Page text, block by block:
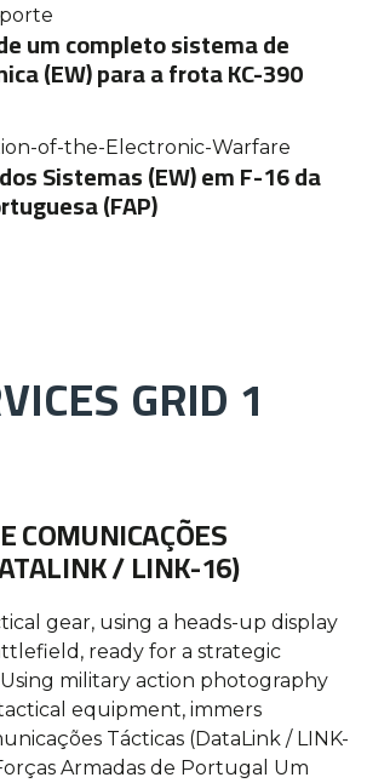
um completo sistema de
(EW) para a frota KC-390
Sistemas (EW) em F-16 da
(FAP)
GRID 1
COMUNICAÇÕES
/ LINK-16)
Tácticas (DataLink / LINK-
Armadas de Portugal Um